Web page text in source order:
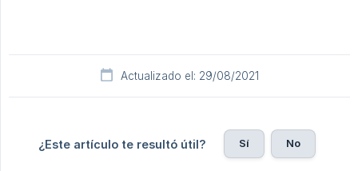
Actualizado el: 29/08/2021
¿Este artículo te resultó útil? Sí No